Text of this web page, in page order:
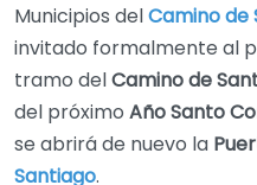
Municipios delCamino de
invitado formalmente al
tramo delCamino de
del próximo Año Santo
se abrirá de nuevo la
Santiago.